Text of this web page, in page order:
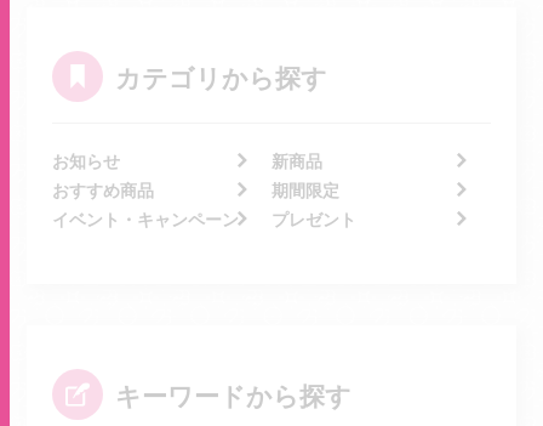
カテゴリから探す
お知らせ
新商品
おすすめ商品
期間限定
イベント・キャンペーン
プレゼント
キーワードから探す